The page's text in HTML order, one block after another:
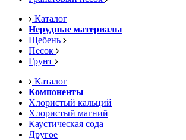
Каталог
Нерудные материалы
Щебень
Песок
Грунт
Каталог
Компоненты
Хлористый кальций
Хлористый магний
Каустическая сода
Другое